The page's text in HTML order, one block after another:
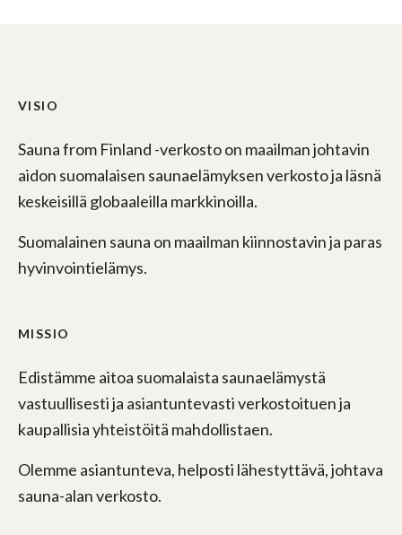
VISIO
Sauna from Finland -verkosto on maailman johtavin
aidon suomalaisen saunaelämyksen verkosto ja läsnä
keskeisillä globaaleilla markkinoilla.
Suomalainen sauna on maailman kiinnostavin ja paras
hyvinvointielämys.
MISSIO
Edistämme aitoa suomalaista saunaelämystä
vastuullisesti ja asiantuntevasti verkostoituen ja
kaupallisia yhteistöitä mahdollistaen.
Olemme asiantunteva, helposti lähestyttävä, johtava
sauna-alan verkosto.